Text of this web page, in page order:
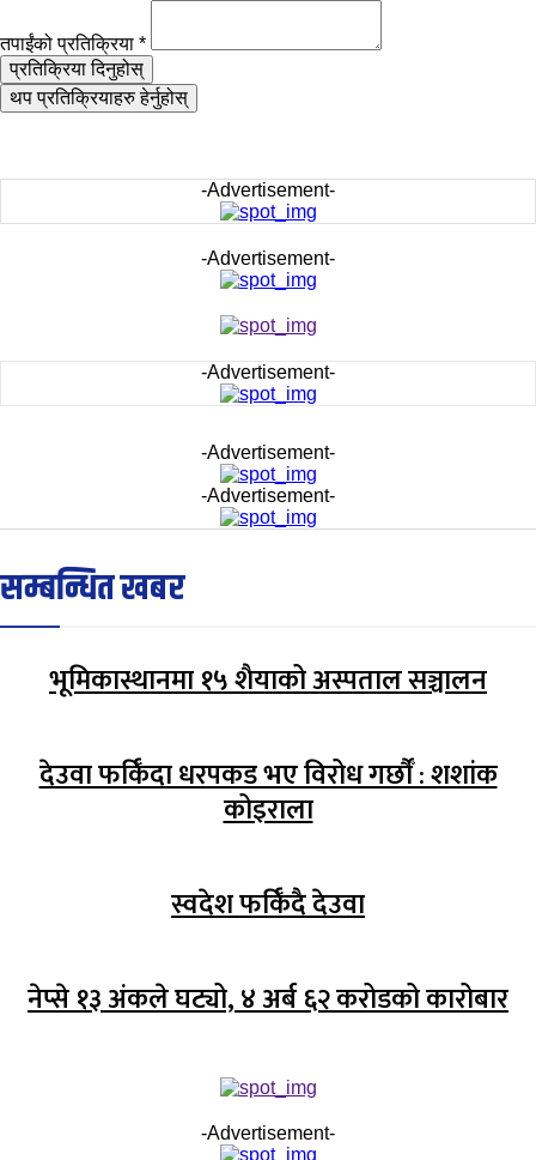
तपाईंको प्रतिक्रिया *
प्रतिक्रिया दिनुहोस्
थप प्रतिक्रियाहरु हेर्नुहोस्
-Advertisement-
-Advertisement-
-Advertisement-
-Advertisement-
-Advertisement-
सम्बन्धित खबर
भूमिकास्थानमा १५ शैयाको अस्पताल सञ्चालन
देउवा फर्किँदा धरपकड भए विरोध गर्छौँं : शशांक
कोइराला
स्वदेश फर्किँदै देउवा
नेप्से १३ अंकले घट्यो, ४ अर्ब ६२ करोडको कारोबार
-Advertisement-